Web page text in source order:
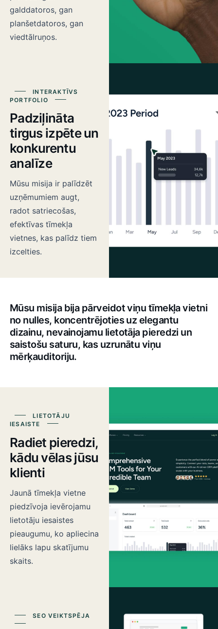
galddatoros, gan
planšetdatoros, gan
viedtālruņos.
INTERAKTĪVS
PORTFOLIO
Padziļināta
tirgus izpēte un
konkurentu
analīze
Mūsu misija ir palīdzēt
uzņēmumiem augt,
radot satriecošas,
efektīvas tīmekļa
vietnes, kas palīdz tiem
izcelties.
Mūsu misija bija pārveidot viņu tīmekļa vietni
no nulles, koncentrējoties uz elegantu
dizainu, nevainojamu lietotāja pieredzi un
saistošu saturu, kas uzrunātu viņu
mērķauditoriju.
LIETOTĀJU
IESAISTE
Radiet pieredzi,
kādu vēlas jūsu
klienti
Jaunā tīmekļa vietne
piedzīvoja ievērojamu
lietotāju iesaistes
pieaugumu, ko apliecina
lielāks lapu skatījumu
skaits.
SEO VEIKTSPĒJA